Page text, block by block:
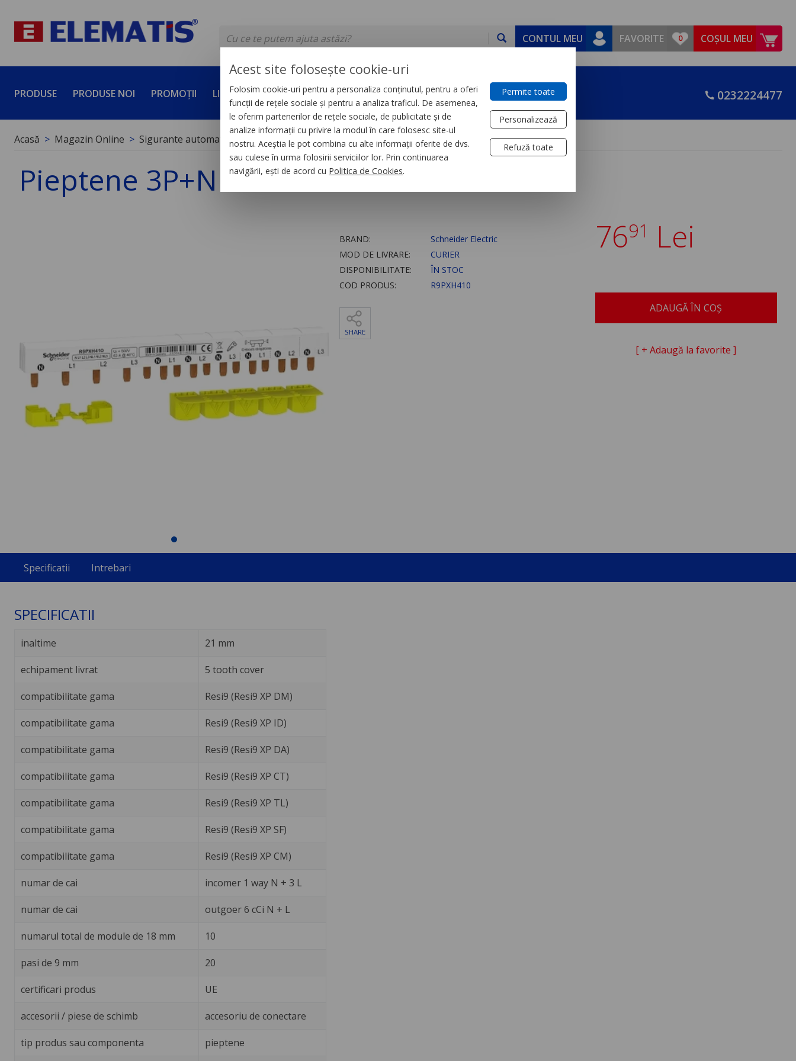
CONTUL MEU FAVORITE COȘUL MEU
PRODUSE PRODUSE NOI PROMOȚII LICHIDĂRI DE STOC SERVICII DEVINO PARTENER CONTACT 0232224477
Acasă Magazin Online Sigurante automate Accesorii
Pieptene 3P+N 10 module
BRAND:
Schneider Electric
MOD DE LIVRARE:
CURIER
DISPONIBILITATE:
ÎN STOC
COD PRODUS:
R9PXH410
SHARE
7691 Lei
ADAUGĂ ÎN COȘ
[ + Adaugă la favorite ]
Specificatii Intrebari
SPECIFICATII
inaltime 21 mm
echipament livrat 5 tooth cover
compatibilitate gama Resi9 (Resi9 XP DM)
compatibilitate gama Resi9 (Resi9 XP ID)
compatibilitate gama Resi9 (Resi9 XP DA)
compatibilitate gama Resi9 (Resi9 XP CT)
compatibilitate gama Resi9 (Resi9 XP TL)
compatibilitate gama Resi9 (Resi9 XP SF)
compatibilitate gama Resi9 (Resi9 XP CM)
numar de cai incomer 1 way N + 3 L
numar de cai outgoer 6 cCi N + L
numarul total de module de 18 mm 10
pasi de 9 mm 20
certificari produs UE
accesorii / piese de schimb accesoriu de conectare
tip produs sau componenta pieptene
Acest site folosește cookie-uri
Folosim cookie-uri pentru a personaliza conținutul, pentru a oferi
funcții de rețele sociale și pentru a analiza traficul. De asemenea,
le oferim partenerilor de rețele sociale, de publicitate și de
analize informații cu privire la modul în care folosesc site-ul
nostru. Aceștia le pot combina cu alte informații oferite de dvs.
sau culese în urma folosirii serviciilor lor. Prin continuarea
navigării, ești de acord cu Politica de Cookies.
Permite toate
Personalizează
Refuză toate